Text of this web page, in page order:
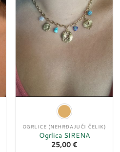
listu
želja
OGRLICE (NEHRĐAJUĆI ČELIK)
Ogrlica SIRENA
25,00 €